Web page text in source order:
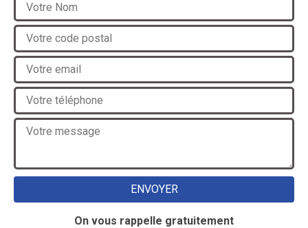
On vous rappelle gratuitement